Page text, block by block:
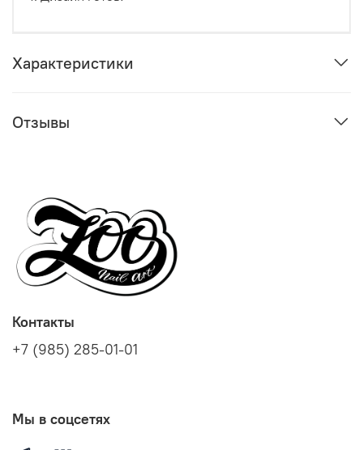
Характеристики
Отзывы
Контакты
+7 (985) 285-01-01
Мы в соцсетях